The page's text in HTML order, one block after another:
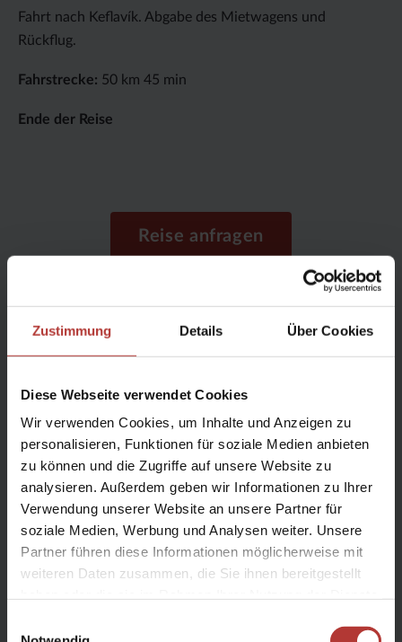
Zustimmung Details Über Cookies
Diese Webseite verwendet Cookies
Wir verwenden Cookies, um Inhalte und Anzeigen zu
personalisieren, Funktionen für soziale Medien anbieten
zu können und die Zugriffe auf unsere Website zu
analysieren. Außerdem geben wir Informationen zu Ihrer
Verwendung unserer Website an unsere Partner für
soziale Medien, Werbung und Analysen weiter. Unsere
Partner führen diese Informationen möglicherweise mit
weiteren Daten zusammen, die Sie ihnen bereitgestellt
Fahrt nach Keflavík. Abgabe des Mietwagens und
Rückflug.
Fahrstrecke: 50 km 45 min
Ende der Reise
Reise anfragen
in der Nebensaison bei 2 Personen im Doppelzimmer Kat. B &
Mietwagen Kat B (VW Golf o.ä.) inkl. Flug
Route